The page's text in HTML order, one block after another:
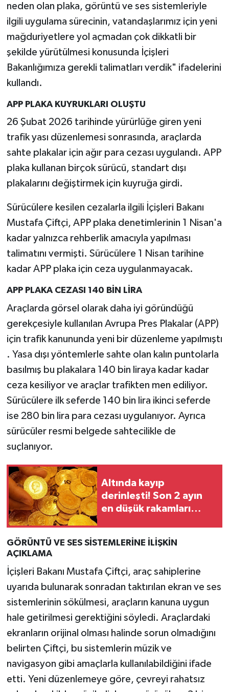
neden olan plaka, görüntü ve ses sistemleriyle
ilgili uygulama sürecinin, vatandaşlarımız için yeni
mağduriyetlere yol açmadan çok dikkatli bir
şekilde yürütülmesi konusunda İçişleri
Bakanlığımıza gerekli talimatları verdik" ifadelerini
kullandı.
APP PLAKA KUYRUKLARI OLUŞTU
26 Şubat 2026 tarihinde yürürlüğe giren yeni
trafik yası düzenlemesi sonrasında, araçlarda
sahte plakalar için ağır para cezası uygulandı. APP
plaka kullanan birçok sürücü, standart dışı
plakalarını değiştirmek için kuyruğa girdi.
Sürücülere kesilen cezalarla ilgili İçişleri Bakanı
Mustafa Çiftçi, APP plaka denetimlerinin 1 Nisan'a
kadar yalnızca rehberlik amacıyla yapılması
talimatını vermişti. Sürücülere 1 Nisan tarihine
kadar APP plaka için ceza uygulanmayacak.
APP PLAKA CEZASI 140 BİN LİRA
Araçlarda görsel olarak daha iyi göründüğü
gerekçesiyle kullanılan Avrupa Pres Plakalar (APP)
için trafik kanununda yeni bir düzenleme yapılmıştı
. Yasa dışı yöntemlerle sahte olan kalın puntolarla
basılmış bu plakalara 140 bin liraya kadar kadar
ceza kesiliyor ve araçlar trafikten men ediliyor.
Sürücülere ilk seferde 140 bin lira ikinci seferde
ise 280 bin lira para cezası uygulanıyor. Ayrıca
sürücüler resmi belgede sahtecilikle de
suçlanıyor.
Altında kayıp
derinleşti! Son 2 ayın
en düşük rakamları
GÖRÜNTÜ VE SES SİSTEMLERİNE İLİŞKİN
AÇIKLAMA
İçişleri Bakanı Mustafa Çiftçi, araç sahiplerine
uyarıda bulunarak sonradan taktırılan ekran ve ses
sistemlerinin sökülmesi, araçların kanuna uygun
hale getirilmesi gerektiğini söyledi. Araçlardaki
ekranların orijinal olması halinde sorun olmadığını
belirten Çiftçi, bu sistemlerin müzik ve
navigasyon gibi amaçlarla kullanılabildiğini ifade
etti. Yeni düzenlemeye göre, çevreyi rahatsız